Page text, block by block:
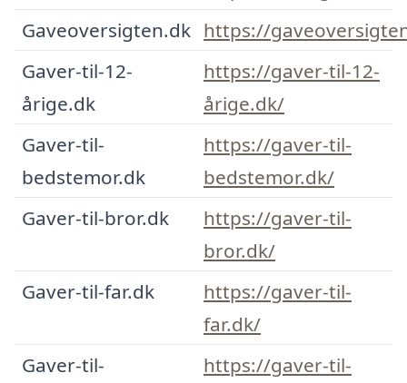
Gaveoversigten.dk https://
Gaver-til-12-
årige.dk
https://gaver-til-12-
årige.dk/
Gaver-til-
bedstemor.dk
https://gaver-til-
bedstemor.dk/
Gaver-til-bror.dk
https://gaver-til-
bror.dk/
Gaver-til-far.dk
https://gaver-til-
far.dk/
Gaver-til-
https://gaver-til-